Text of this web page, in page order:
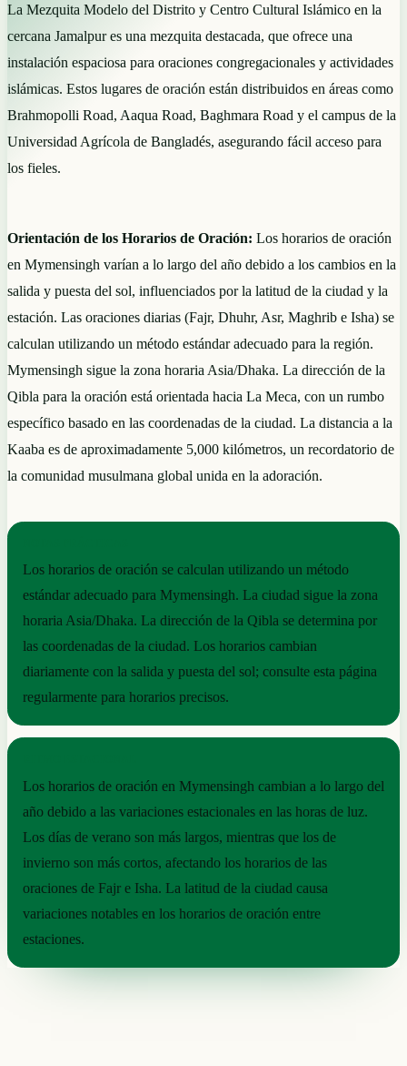
La Mezquita Modelo del Distrito y Centro Cultural Islámico en la
cercana Jamalpur es una mezquita destacada, que ofrece una
instalación espaciosa para oraciones congregacionales y actividades
islámicas. Estos lugares de oración están distribuidos en áreas como
Brahmopolli Road, Aaqua Road, Baghmara Road y el campus de la
Universidad Agrícola de Bangladés, asegurando fácil acceso para
los fieles.
Orientación de los Horarios de Oración: Los horarios de oración
en Mymensingh varían a lo largo del año debido a los cambios en la
salida y puesta del sol, influenciados por la latitud de la ciudad y la
estación. Las oraciones diarias (Fajr, Dhuhr, Asr, Maghrib e Isha) se
calculan utilizando un método estándar adecuado para la región.
Mymensingh sigue la zona horaria Asia/Dhaka. La dirección de la
Qibla para la oración está orientada hacia La Meca, con un rumbo
específico basado en las coordenadas de la ciudad. La distancia a la
Kaaba es de aproximadamente 5,000 kilómetros, un recordatorio de
la comunidad musulmana global unida en la adoración.
Los horarios de oración se calculan utilizando un método
estándar adecuado para Mymensingh. La ciudad sigue la zona
horaria Asia/Dhaka. La dirección de la Qibla se determina por
las coordenadas de la ciudad. Los horarios cambian
diariamente con la salida y puesta del sol; consulte esta página
regularmente para horarios precisos.
Los horarios de oración en Mymensingh cambian a lo largo del
año debido a las variaciones estacionales en las horas de luz.
Los días de verano son más largos, mientras que los de
invierno son más cortos, afectando los horarios de las
oraciones de Fajr e Isha. La latitud de la ciudad causa
variaciones notables en los horarios de oración entre
estaciones.